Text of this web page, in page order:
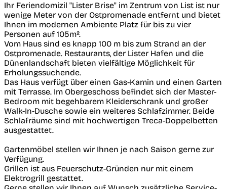
Ihr Feriendomizil "Lister Brise" im Zentrum von List ist nur
wenige Meter von der Ostpromenade entfernt und bietet
Ihnen im modernen Ambiente Platz für bis zu vier
Personen auf 105m².
Vom Haus sind es knapp 100 m bis zum Strand an der
Ostpromenade. Restaurants, der Lister Hafen und die
Dünenlandschaft bieten vielfältige Möglichkeit für
Erholungssuchende.
Das Haus verfügt über einen Gas-Kamin und einen Garten
mit Terrasse. Im Obergeschoss befindet sich der Master-
Bedroom mit begehbarem Kleiderschrank und großer
Walk-In-Dusche sowie ein weiteres Schlafzimmer. Beide
Schlafräume sind mit hochwertigen Treca-Doppelbetten
ausgestattet.
Gartenmöbel stellen wir Ihnen je nach Saison gerne zur
Verfügung.
Grillen ist aus Feuerschutz-Gründen nur mit einem
Elektrogrill gestattet.